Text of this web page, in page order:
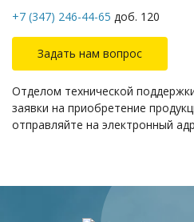
+7 (347) 246-44-65 доб. 120
Задать нам вопрос
Отделом технической
заявки на приобретение
отправляйте на электронный